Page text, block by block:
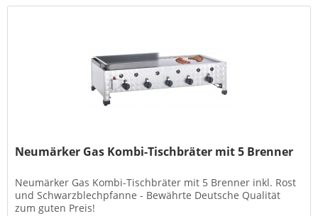
Neumärker Gas Kombi-Tischbräter mit 5 Brenner
Neumärker Gas Kombi-Tischbräter mit 5 Brenner inkl. Rost
und Schwarzblechpfanne - Bewährte Deutsche Qualität
zum guten Preis!